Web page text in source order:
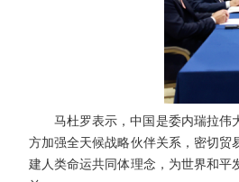
马杜罗表示，中国是委内瑞拉伟
方加强全天候战略伙伴关系，密切
建人类命运共同体理念，为世界和